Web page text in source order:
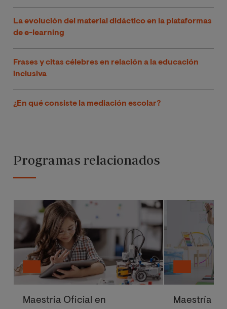
La evolución del material didáctico en la plataformas
de e-learning
Frases y citas célebres en relación a la educación
inclusiva
¿En qué consiste la mediación escolar?
Programas relacionados
Maestría Oficial en
Maestría